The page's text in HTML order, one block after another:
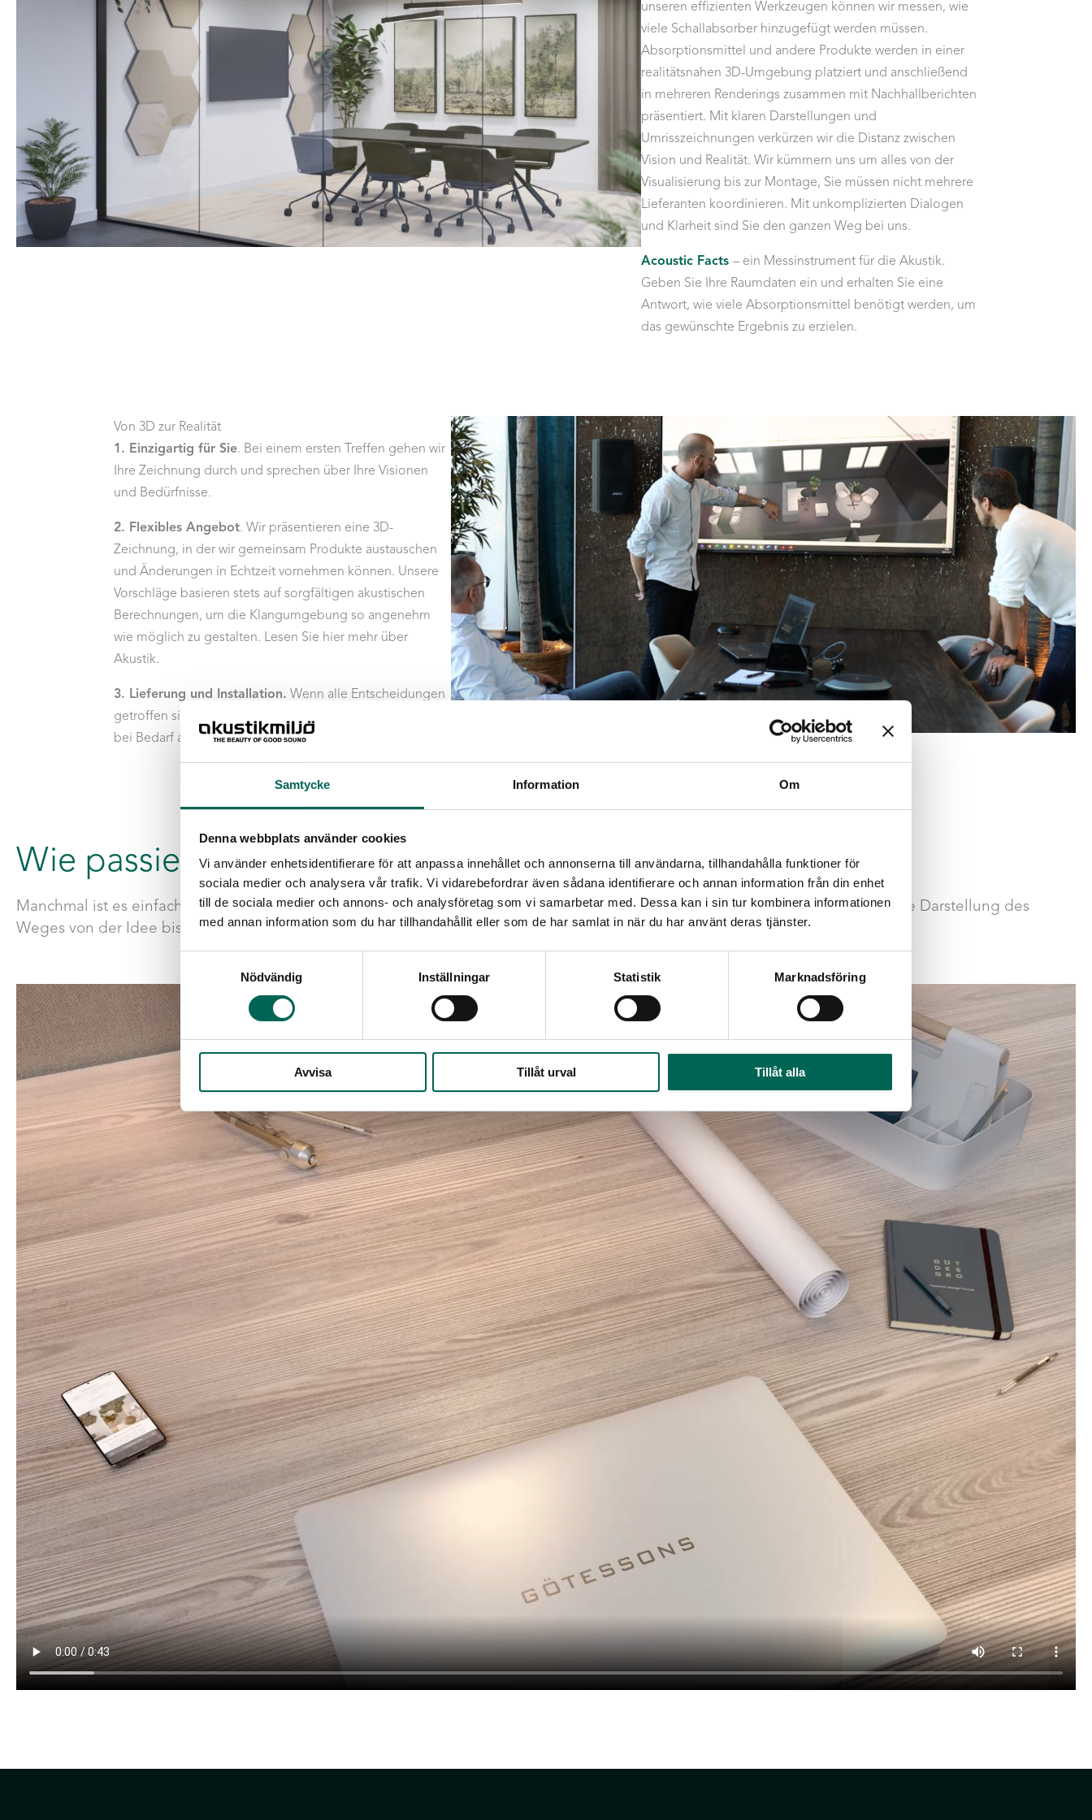
Samtycke Information Om
Denna webbplats använder cookies
Vi använder enhetsidentifierare för att anpassa innehållet och annonserna till användarna, tillhandahålla funktioner för
sociala medier och analysera vår trafik. Vi vidarebefordrar även sådana identifierare och annan information från din enhet
till de sociala medier och annons- och analysföretag som vi samarbetar med. Dessa kan i sin tur kombinera informationen
med annan information som du har tillhandahållit eller som de har samlat in när du har använt deras tjänster.
Nödvändig
Inställningar Statistik Marknadsföring
Avvisa Tillåt urval Tillåt alla
unseren effizienten Werkzeugen können wir messen, wie
viele Schallabsorber hinzugefügt werden müssen.
Absorptionsmittel und andere Produkte werden in einer
realitätsnahen 3D-Umgebung platziert und anschließend
in mehreren Renderings zusammen mit Nachhallberichten
präsentiert. Mit klaren Darstellungen und
Umrisszeichnungen verkürzen wir die Distanz zwischen
Vision und Realität. Wir kümmern uns um alles von der
Visualisierung bis zur Montage, Sie müssen nicht mehrere
Lieferanten koordinieren. Mit unkomplizierten Dialogen
und Klarheit sind Sie den ganzen Weg bei uns.
Acoustic Facts – ein Messinstrument für die Akustik.
Geben Sie Ihre Raumdaten ein und erhalten Sie eine
Antwort, wie viele Absorptionsmittel benötigt werden, um
das gewünschte Ergebnis zu erzielen.
Von 3D zur Realität
1. Einzigartig für Sie. Bei einem ersten Treffen gehen wir
Ihre Zeichnung durch und sprechen über Ihre Visionen
und Bedürfnisse.
2. Flexibles Angebot. Wir präsentieren eine 3D-
Zeichnung, in der wir gemeinsam Produkte austauschen
und Änderungen in Echtzeit vornehmen können. Unsere
Vorschläge basieren stets auf sorgfältigen akustischen
Berechnungen, um die Klangumgebung so angenehm
wie möglich zu gestalten. Lesen Sie hier mehr über
Akustik.
3. Lieferung und Installation. Wenn alle Entscheidungen
getroffen sind, liefern wir die Produkte aus und können
bei Bedarf auch bei der Montage helfen.
Wie passiert es?
Manchmal ist es einfacher, sich ein Video über die Funktionsweise des Prozesses anzusehen. Deshalb haben wir für Sie eine kurze Darstellung des
Weges von der Idee bis zum für Sie passenden Zeichnungsvorschlag erstellt.